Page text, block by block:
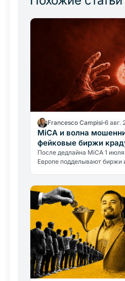
Francesco Campisi 6 авг.
MiCA и волна
фейковые биржи
После дедлайна MiCA 1
Европе подделывают биржи